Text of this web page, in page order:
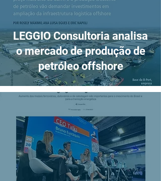
LEGGIO Consultoria analisa
o mercado de produção de
petróleo offshore